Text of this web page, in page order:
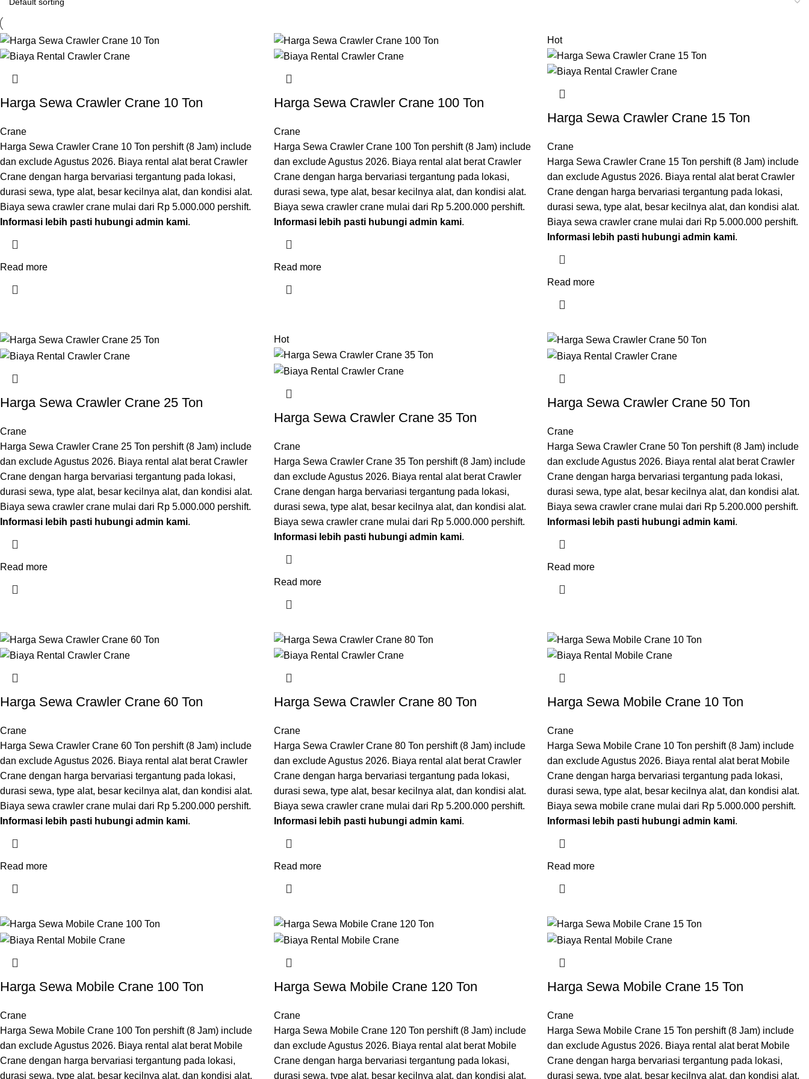
Harga Sewa Crawler Crane 10 Ton
Crane
Harga Sewa Crawler Crane 10 Ton pershift (8 Jam) include
dan exclude Agustus 2026. Biaya rental alat berat Crawler
Crane dengan harga bervariasi tergantung pada lokasi,
durasi sewa, type alat, besar kecilnya alat, dan kondisi alat.
Biaya sewa crawler crane mulai dari Rp 5.000.000 pershift.
Informasi lebih pasti hubungi admin kami.
Read more
Harga Sewa Crawler Crane 100 Ton
Crane
Harga Sewa Crawler Crane 100 Ton pershift (8 Jam) include
dan exclude Agustus 2026. Biaya rental alat berat Crawler
Crane dengan harga bervariasi tergantung pada lokasi,
durasi sewa, type alat, besar kecilnya alat, dan kondisi alat.
Biaya sewa crawler crane mulai dari Rp 5.200.000 pershift.
Informasi lebih pasti hubungi admin kami.
Read more
Hot
Harga Sewa Crawler Crane 15 Ton
Crane
Harga Sewa Crawler Crane 15 Ton pershift (8 Jam) include
dan exclude Agustus 2026. Biaya rental alat berat Crawler
Crane dengan harga bervariasi tergantung pada lokasi,
durasi sewa, type alat, besar kecilnya alat, dan kondisi alat.
Biaya sewa crawler crane mulai dari Rp 5.000.000 pershift.
Informasi lebih pasti hubungi admin kami.
Read more
Harga Sewa Crawler Crane 25 Ton
Crane
Harga Sewa Crawler Crane 25 Ton pershift (8 Jam) include
dan exclude Agustus 2026. Biaya rental alat berat Crawler
Crane dengan harga bervariasi tergantung pada lokasi,
durasi sewa, type alat, besar kecilnya alat, dan kondisi alat.
Biaya sewa crawler crane mulai dari Rp 5.000.000 pershift.
Informasi lebih pasti hubungi admin kami.
Read more
Hot
Harga Sewa Crawler Crane 35 Ton
Crane
Harga Sewa Crawler Crane 35 Ton pershift (8 Jam) include
dan exclude Agustus 2026. Biaya rental alat berat Crawler
Crane dengan harga bervariasi tergantung pada lokasi,
durasi sewa, type alat, besar kecilnya alat, dan kondisi alat.
Biaya sewa crawler crane mulai dari Rp 5.000.000 pershift.
Informasi lebih pasti hubungi admin kami.
Read more
Harga Sewa Crawler Crane 50 Ton
Crane
Harga Sewa Crawler Crane 50 Ton pershift (8 Jam) include
dan exclude Agustus 2026. Biaya rental alat berat Crawler
Crane dengan harga bervariasi tergantung pada lokasi,
durasi sewa, type alat, besar kecilnya alat, dan kondisi alat.
Biaya sewa crawler crane mulai dari Rp 5.200.000 pershift.
Informasi lebih pasti hubungi admin kami.
Read more
Harga Sewa Crawler Crane 60 Ton
Crane
Harga Sewa Crawler Crane 60 Ton pershift (8 Jam) include
dan exclude Agustus 2026. Biaya rental alat berat Crawler
Crane dengan harga bervariasi tergantung pada lokasi,
durasi sewa, type alat, besar kecilnya alat, dan kondisi alat.
Biaya sewa crawler crane mulai dari Rp 5.200.000 pershift.
Informasi lebih pasti hubungi admin kami.
Read more
Harga Sewa Crawler Crane 80 Ton
Crane
Harga Sewa Crawler Crane 80 Ton pershift (8 Jam) include
dan exclude Agustus 2026. Biaya rental alat berat Crawler
Crane dengan harga bervariasi tergantung pada lokasi,
durasi sewa, type alat, besar kecilnya alat, dan kondisi alat.
Biaya sewa crawler crane mulai dari Rp 5.200.000 pershift.
Informasi lebih pasti hubungi admin kami.
Read more
Harga Sewa Mobile Crane 10 Ton
Crane
Harga Sewa Mobile Crane 10 Ton pershift (8 Jam) include
dan exclude Agustus 2026. Biaya rental alat berat Mobile
Crane dengan harga bervariasi tergantung pada lokasi,
durasi sewa, type alat, besar kecilnya alat, dan kondisi alat.
Biaya sewa mobile crane mulai dari Rp 5.000.000 pershift.
Informasi lebih pasti hubungi admin kami.
Read more
Harga Sewa Mobile Crane 100 Ton
Crane
Harga Sewa Mobile Crane 100 Ton pershift (8 Jam) include
dan exclude Agustus 2026. Biaya rental alat berat Mobile
Crane dengan harga bervariasi tergantung pada lokasi,
durasi sewa, type alat, besar kecilnya alat, dan kondisi alat.
Harga Sewa Mobile Crane 120 Ton
Crane
Harga Sewa Mobile Crane 120 Ton pershift (8 Jam) include
dan exclude Agustus 2026. Biaya rental alat berat Mobile
Crane dengan harga bervariasi tergantung pada lokasi,
durasi sewa, type alat, besar kecilnya alat, dan kondisi alat.
Harga Sewa Mobile Crane 15 Ton
Crane
Harga Sewa Mobile Crane 15 Ton pershift (8 Jam) include
dan exclude Agustus 2026. Biaya rental alat berat Mobile
Crane dengan harga bervariasi tergantung pada lokasi,
durasi sewa, type alat, besar kecilnya alat, dan kondisi alat.